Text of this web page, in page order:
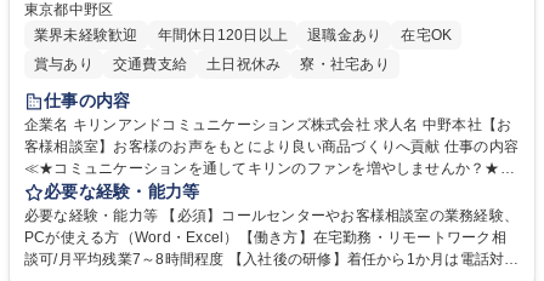
東京都中野区
業界未経験歓迎
年間休日120日以上 退職金あり
在宅OK
賞与あり
交通費支給 土日祝休み 寮・社宅あり
仕事の内容
企業名 キリンアンドコミュニケーションズ株式会社 求人名 中野本社【お
客様相談室】お客様のお声をもとにより良い商品づくりへ貢献 仕事の内容
≪★コミュニケーションを通してキリンのファンを増やしませんか？★≫
お客様のお声をより良い商品づくりに活かしていく上で、窓口となるお客
様相談室でのお仕事です。 日々お客様からいただくキリングループへのご
意見を、企業活動に活かしています。お客様からの声に迅速かつ誠意をも
って対応、情報提供するとともにグループ内活動に反映しています。 【具
必要な経験・能力等
必要な経験・能力等 【必須】コールセンターやお客様相談室の業務経験、
PCが使える方（Word・Excel）【働き方】在宅勤務・リモートワーク相
談可/月平均残業7～8時間程度 【入社後の研修】着任から1か月は電話対応